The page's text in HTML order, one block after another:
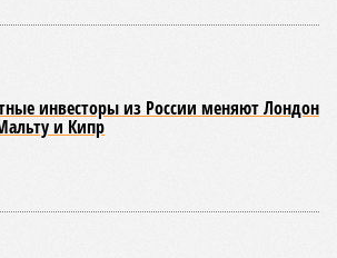
инвесторы из России меняют Лондон
и Кипр